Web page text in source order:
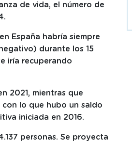
de vida, el número de
España habría siempre
durante los 15
iría recuperando
2021, mientras que
lo que hubo un saldo
iniciada en 2016.
personas. Se proyecta